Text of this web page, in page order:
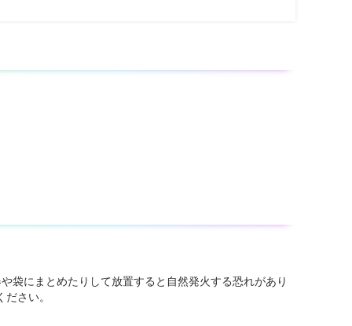
袋にまとめたりして放置すると自然発火する恐れがあり
さい。